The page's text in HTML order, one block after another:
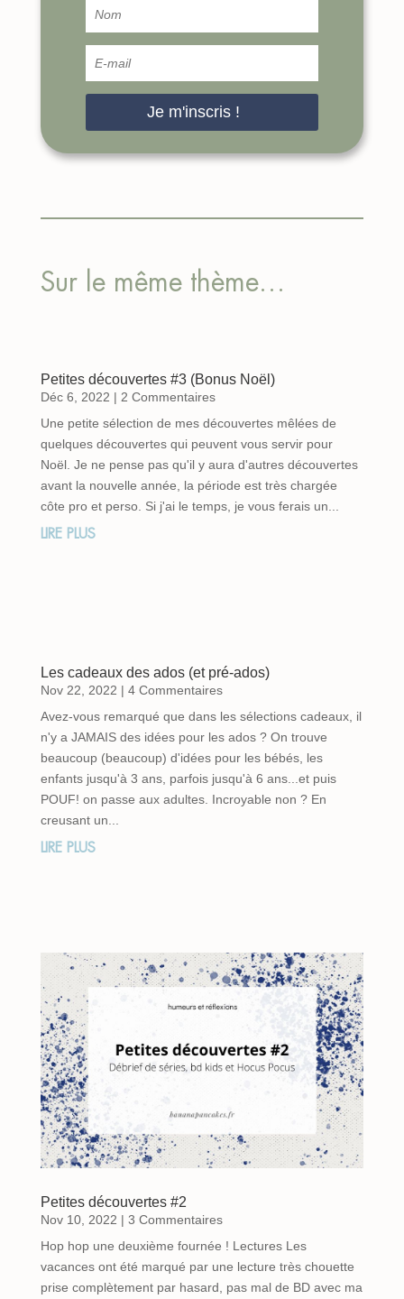
Je m'inscris !
Sur le même thème…
Petites découvertes #3 (Bonus Noël)
Déc 6, 2022 | 2 Commentaires
Une petite sélection de mes découvertes mêlées de
quelques découvertes qui peuvent vous servir pour
Noël. Je ne pense pas qu'il y aura d'autres découvertes
avant la nouvelle année, la période est très chargée
côte pro et perso. Si j'ai le temps, je vous ferais un...
LIRE PLUS
Les cadeaux des ados (et pré-ados)
Nov 22, 2022 | 4 Commentaires
Avez-vous remarqué que dans les sélections cadeaux, il
n'y a JAMAIS des idées pour les ados ? On trouve
beaucoup (beaucoup) d'idées pour les bébés, les
enfants jusqu'à 3 ans, parfois jusqu'à 6 ans...et puis
POUF! on passe aux adultes. Incroyable non ? En
creusant un...
LIRE PLUS
Petites découvertes #2
Nov 10, 2022 | 3 Commentaires
Hop hop une deuxième fournée ! Lectures Les
vacances ont été marqué par une lecture très chouette
prise complètement par hasard, pas mal de BD avec ma